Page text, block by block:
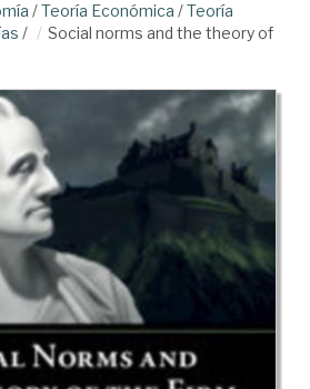
/Teoría Económica /Teoría
/
Social norms and the theory of